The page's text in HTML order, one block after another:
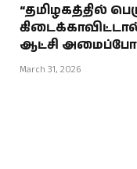
“தமிழகத்தில்
ஆட்சி
March 31, 2026